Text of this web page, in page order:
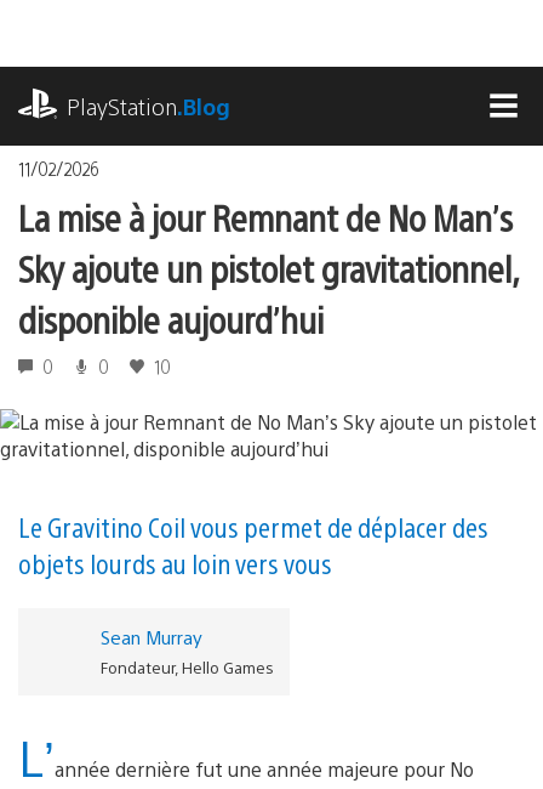
contenu
PlayStation.Blog
11/02/2026
La mise à jour Remnant de No Man’s
Sky ajoute un pistolet gravitationnel,
disponible aujourd’hui
0 0 10
Le Gravitino Coil vous permet de déplacer des
objets lourds au loin vers vous
Sean Murray
Fondateur, Hello Games
L’année dernière fut une année majeure pour No